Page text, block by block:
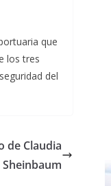
que
los tres
del
de Claudia
Sheinbaum